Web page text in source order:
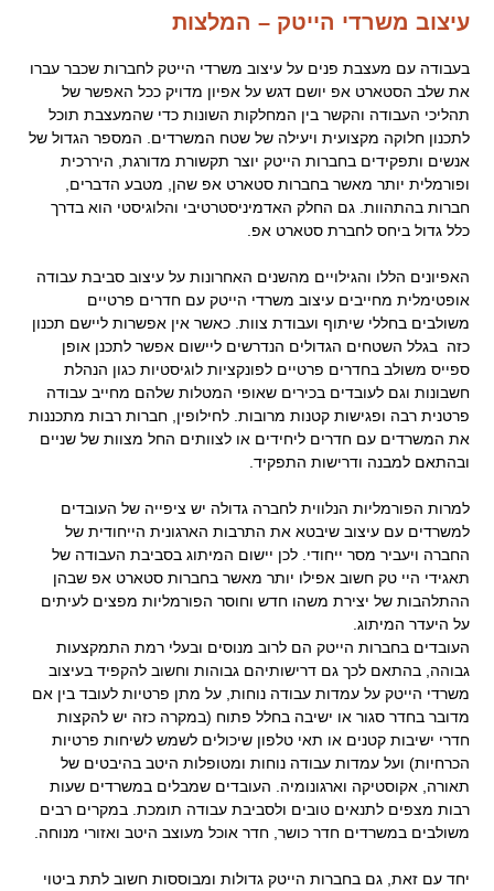
עיצוב משרדי הייטק – המלצות
בעבודה עם מעצבת פנים על עיצוב משרדי הייטק לחברות שכבר עברו
את שלב הסטארט אפ יושם דגש על אפיון מדויק ככל האפשר של
תהליכי העבודה והקשר בין המחלקות השונות כדי שהמעצבת תוכל
לתכנון חלוקה מקצועית ויעילה של שטח המשרדים. המספר הגדול של
אנשים ותפקידים בחברות הייטק יוצר תקשורת מדורגת, היררכית
ופורמלית יותר מאשר בחברות סטארט אפ שהן, מטבע הדברים,
חברות בהתהוות. גם החלק האדמיניסטרטיבי והלוגיסטי הוא בדרך
כלל גדול ביחס לחברת סטארט אפ.
האפיונים הללו והגילויים מהשנים האחרונות על עיצוב סביבת עבודה
אופטימלית מחייבים עיצוב משרדי הייטק עם חדרים פרטיים
משולבים בחללי שיתוף ועבודת צוות. כאשר אין אפשרות ליישם תכנון
כזה בגלל השטחים הגדולים הנדרשים ליישום אפשר לתכנן אופן
ספייס משולב בחדרים פרטיים לפונקציות לוגיסטיות כגון הנהלת
חשבונות וגם לעובדים בכירים שאופי המטלות שלהם מחייב עבודה
פרטנית רבה ופגישות קטנות מרובות. לחילופין, חברות רבות מתכננות
את המשרדים עם חדרים ליחידים או לצוותים החל מצוות של שניים
ובהתאם למבנה ודרישות התפקיד.
למרות הפורמליות הנלווית לחברה גדולה יש ציפייה של העובדים
למשרדים עם עיצוב שיבטא את התרבות הארגונית הייחודית של
החברה ויעביר מסר ייחודי. לכן יישום המיתוג בסביבת העבודה של
תאגידי היי טק חשוב אפילו יותר מאשר בחברות סטארט אפ שבהן
ההתלהבות של יצירת משהו חדש וחוסר הפורמליות מפצים לעיתים
על היעדר המיתוג.
העובדים בחברות הייטק הם לרוב מנוסים ובעלי רמת התמקצעות
גבוהה, בהתאם לכך גם דרישותיהם גבוהות וחשוב להקפיד בעיצוב
משרדי הייטק על עמדות עבודה נוחות, על מתן פרטיות לעובד בין אם
מדובר בחדר סגור או ישיבה בחלל פתוח (במקרה כזה יש להקצות
חדרי ישיבות קטנים או תאי טלפון שיכולים לשמש לשיחות פרטיות
הכרחיות) ועל עמדות עבודה נוחות ומטופלות היטב בהיבטים של
תאורה, אקוסטיקה וארגונומיה. העובדים שמבלים במשרדים שעות
רבות מצפים לתנאים טובים ולסביבת עבודה תומכת. במקרים רבים
משולבים במשרדים חדר כושר, חדר אוכל מעוצב היטב ואזורי מנוחה.
יחד עם זאת, גם בחברות הייטק גדולות ומבוססות חשוב לתת ביטוי